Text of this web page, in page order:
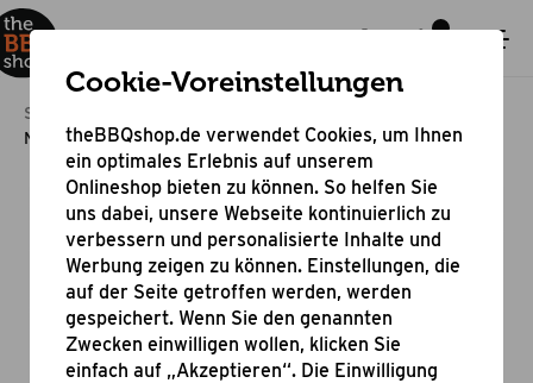
Startseite
Nordic Design Unterschrank mit Spüle
Cookie-Voreinstellungen
theBBQshop.de verwendet Cookies, um Ihnen
ein optimales Erlebnis auf unserem
Onlineshop bieten zu können. So helfen Sie
uns dabei, unsere Webseite kontinuierlich zu
verbessern und personalisierte Inhalte und
Werbung zeigen zu können. Einstellungen, die
auf der Seite getroffen werden, werden
gespeichert. Wenn Sie den genannten
Zwecken einwilligen wollen, klicken Sie
einfach auf „Akzeptieren“. Die Einwilligung